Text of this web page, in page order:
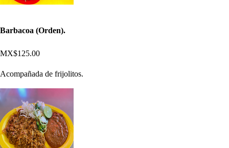
Barbacoa (Orden).
MX$125.00
Acompañada de frijolitos.